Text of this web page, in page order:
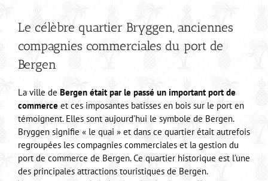
Le célèbre quartier Bryggen, anciennes
compagnies commerciales du port de
Bergen
La ville de Bergen était par le passé un important port de
commerce et ces imposantes batisses en bois sur le port en
témoignent. Elles sont aujourd’hui le symbole de Bergen.
Bryggen signifie « le quai » et dans ce quartier était autrefois
regroupées les compagnies commerciales et la gestion du
port de commerce de Bergen. Ce quartier historique est l’une
des principales attractions touristiques de Bergen.